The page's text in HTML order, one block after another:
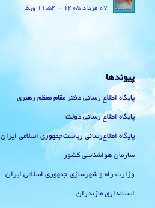
07 مرداد 1405 - 11:54 ق.ظ
پیوندها
پایگاه اطلاع رسانی دفتر مقام معظم رهبری
پایگاه اطلاع رسانی دولت
پایگاه اطلاع‌رسانی ریاست‌جمهوری اسلامی ایران
سازمان هواشناسی کشور
وزارت راه و شهرسازی جمهوری اسلامی ایران
استانداری مازندران